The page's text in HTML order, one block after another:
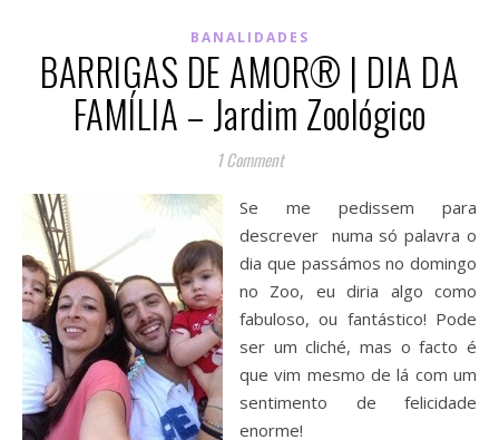
BANALIDADES
BARRIGAS DE AMOR® | DIA DA
FAMÍLIA – Jardim Zoológico
1 Comment
Se me pedissem para
descrever numa só palavra o
dia que passámos no domingo
no Zoo, eu diria algo como
fabuloso, ou fantástico! Pode
ser um cliché, mas o facto é
que vim mesmo de lá com um
sentimento de felicidade
enorme!